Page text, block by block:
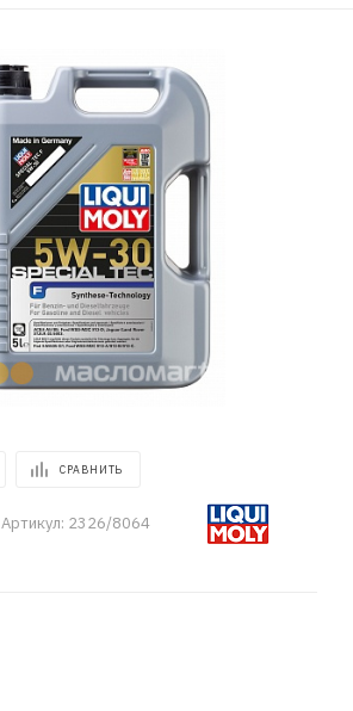
СРАВНИТЬ
Артикул: 2326/8064